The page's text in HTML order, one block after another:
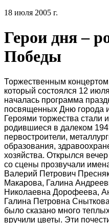
18 июля 2005 г.
Герои дня –
Победы
Торжественным
который состоялся 12
началась программа
посвященных Дню города
Героями торжества стали
родившиеся в далеком
первостроители,
образования,
хозяйства. Открылся
со сцены прозвучали
Валерий Петрович
Макарова, Галина
Николаевна Дорофеева,
Галина Петровна
было сказано много
вручили цветы. Эти